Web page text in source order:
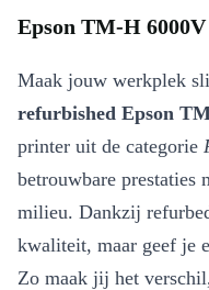
Epson TM-H
Maak jouw werkplek
refurbished Epson
printer uit de categorie
betrouwbare prestaties
milieu. Dankzij
kwaliteit, maar geef je
Zo maak jij het